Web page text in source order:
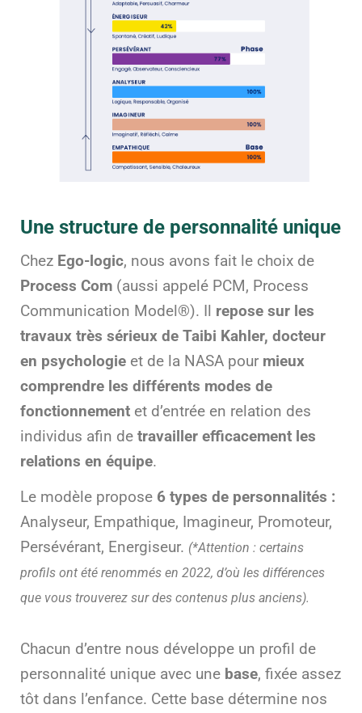
Une structure de personnalité unique
Chez Ego-logic, nous avons fait le choix de
Process Com (aussi appelé PCM, Process
Communication Model ®). Il repose sur les
travaux très sérieux de Taibi Kahler, docteur
en psychologie et de la NASA pour mieux
comprendre les différents modes de
fonctionnement et d’entrée en relation des
individus afin de travailler efficacement les
relations en équipe.
Le modèle propose 6 types de personnalités :
Analyseur, Empathique, Imagineur, Promoteur,
Persévérant, Energiseur. (*Attention : certains
profils ont été renommés en 2022, d’où les différences
que vous trouverez sur des contenus plus anciens).
Chacun d’entre nous développe un profil de
personnalité unique avec une base, fixée assez
tôt dans l’enfance. Cette base détermine nos